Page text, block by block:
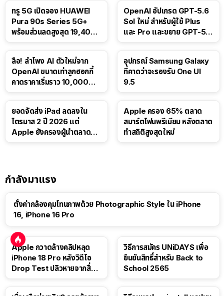
ทรู 5G เปิดจอง HUAWEI
Pura 90s Series 5G+
พร้อมส่วนลดสูงสุด 19,400
OpenAI อัปเกรด GPT-5.6
Sol ใหม่ สำหรับผู้ใช้ Plus
และ Pro และขยาย GPT-5.6
ลือ! ลำโพง AI ตัวใหม่จาก
OpenAI ขนาดเท่าลูกฮอกกี้
คาดราคาเริ่มราว 10,000
อุปกรณ์ Samsung Galaxy
ที่คาดว่าจะรองรับ One UI
9.5
ยอดจัดส่ง iPad ลดลงใน
ไตรมาส 2 ปี 2026 แต่
Apple ยังครองผู้นำตลาด
Apple ครอง 65% ตลาด
สมาร์ตโฟนพรีเมียม หลังตลาด
ทำสถิติสูงสุดใหม่
กำลังมาแรง
ตั้งค่ากล้องคุมโทนภาพด้วย Photographic Style ใน iPhone
16, iPhone 16 Pro
Apple กวาดล้างคลิปหลุด
iPhone 18 Pro หลังวิดีโอ
Drop Test ปลิวหายจากสื่อ
วิธีการสมัคร UNiDAYS เพื่อ
ยืนยันสิทธิ์สำหรับ Back to
School 2565